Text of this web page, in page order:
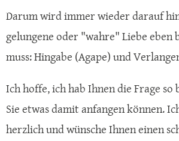
Darum wird immer wieder darauf
gelungene oder "wahre" Liebe eben
muss: Hingabe (Agape) und
Ich hoffe, ich hab Ihnen die Frage
Sie etwas damit anfangen können.
herzlich und wünsche Ihnen einen